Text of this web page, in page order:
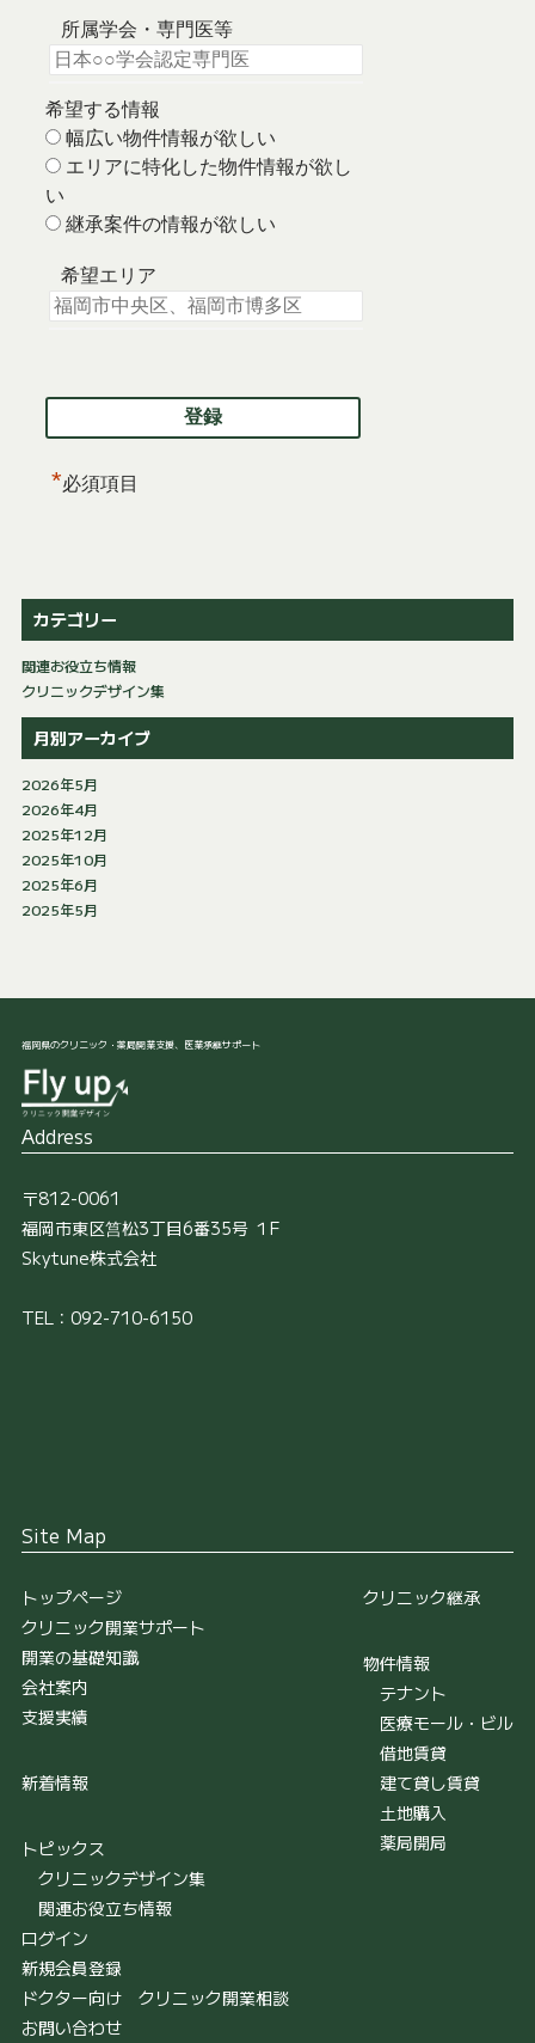
所属学会・専門医等
希望する情報
幅広い物件情報が欲しい
エリアに特化した物件情報が欲し
い
継承案件の情報が欲しい
希望エリア
*必須項目
カテゴリー
関連お役立ち情報
クリニックデザイン集
月別アーカイブ
2026年5月
2026年4月
2025年12月
2025年10月
2025年6月
2025年5月
福岡県のクリニック・薬局開業支援、医業承継サポート
Address
〒812-0061
福岡市東区筥松3丁目6番35号 １F
Skytune株式会社
TEL：092-710-6150
Site Map
トップページ
クリニック開業サポート
開業の基礎知識
会社案内
支援実績
新着情報
トピックス
クリニックデザイン集
関連お役立ち情報
クリニック継承
物件情報
テナント
医療モール・ビル
借地賃貸
建て貸し賃貸
土地購入
薬局開局
ログイン
新規会員登録
ドクター向け クリニック開業相談
お問い合わせ